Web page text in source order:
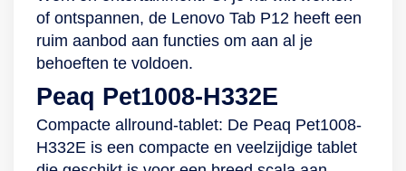
of ontspannen, de Lenovo Tab P12 heeft een
ruim aanbod aan functies om aan al je
behoeften te voldoen.
Peaq Pet1008-H332E
Compacte allround-tablet: De Peaq Pet1008-
H332E is een compacte en veelzijdige tablet